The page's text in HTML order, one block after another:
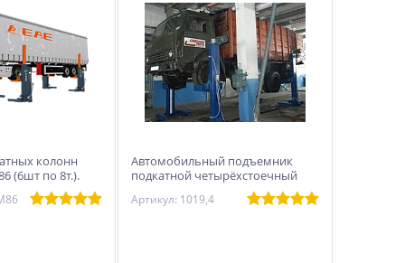
колонн
(6шт по 8т.).
Автомобильный подъемник
подкатной четырёхстоечный
ИНКОСТ 1019,4 (10 тонн)
Артикул: 1019,4